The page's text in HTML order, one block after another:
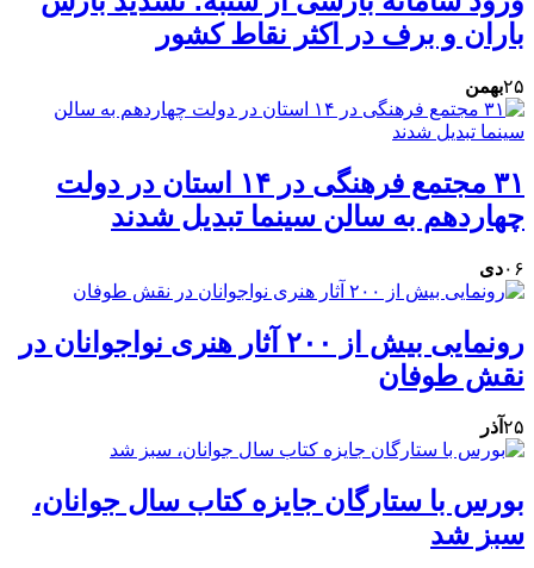
باران و برف در اکثر نقاط کشور
۲۵بهمن
۳۱ مجتمع فرهنگی در ۱۴ استان در دولت
چهاردهم به سالن سینما تبدیل شدند
۰۶دی
رونمایی بیش از ۲۰۰ آثار هنری نواجوانان در
نقش طوفان
۲۵ آذر
بورس با ستارگان جایزه کتاب سال جوانان،
سبز شد